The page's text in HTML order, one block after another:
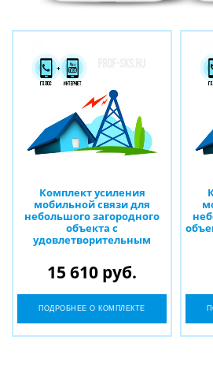
Комплект усиления
мобильной связи для
небольшого загородного
объекта с
удовлетворительным
15 610 руб.
ПОДРОБНЕЕ О КОМПЛЕКТЕ